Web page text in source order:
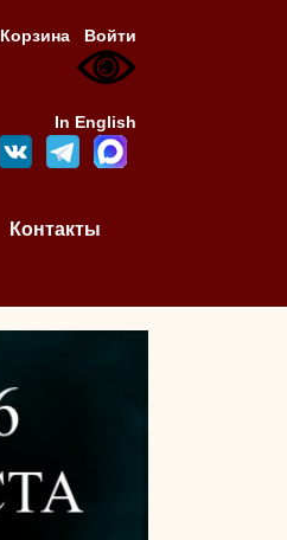
Корзина Войти
In English
Контакты